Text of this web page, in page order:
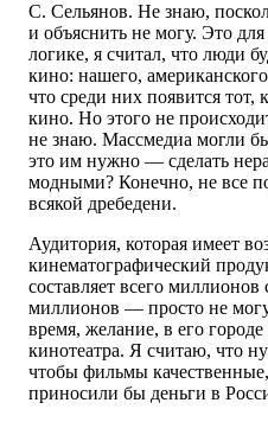
С. Сельянов. Не знаю,
и объяснить не могу. Это
логике, я считал, что люди
кино: нашего,
что среди них появится тот,
кино. Но этого не
не знаю. Массмедиа могли бы
это им нужно — сделать
модными? Конечно, не все
всякой дребедени.
Аудитория, которая имеет
кинематографический
составляет всего
миллионов — просто не
время, желание, в его
кинотеатра. Я считаю, что
чтобы фильмы
приносили бы деньги в